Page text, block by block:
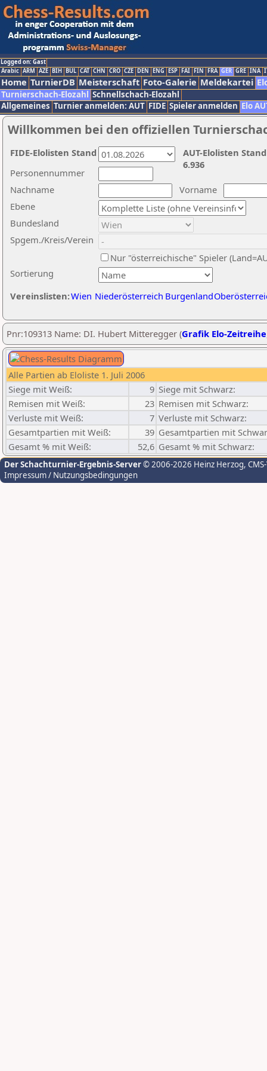
Logged on: Gast
Arabic ARM AZE BIH BUL CAT CHN CRO CZE DEN ENG ESP FAI FIN FRA GER GRE INA
Home TurnierDB Meisterschaft Foto-Galerie Meldekartei
Turnierschach-Elozahl Schnellschach-Elozahl
Allgemeines Turnier anmelden: AUT FIDE Spieler anmelden Elo
Willkommen bei den offiziellen
Nachname
Vorname
Ebene
Sortierung
Personennummer
Bundesland
Spgem./Kreis/Verein
Nur "österreichische" Spieler
Vereinslisten:Wien Niederösterreich Burgenland
AUT-Elolisten
6.936
FIDE-Elolisten Stand
Pnr:109313 Name: DI. Hubert Mitteregger (Grafik Elo-Zeitreihe
Alle Partien ab Eloliste 1. Juli 2006
Siege mit Weiß:
9 Siege mit Schwarz:
Remisen mit Weiß:
23 Remisen mit Schwarz:
Verluste mit Weiß:
7 Verluste mit Schwarz:
Gesamtpartien mit Weiß:
39 Gesamtpartien mit
Gesamt % mit Weiß:
52,6 Gesamt % mit Schwarz:
Der Schachturnier-Ergebnis-Server© 2006-2026 Heinz Herzog,
Impressum / Nutzungsbedingungen